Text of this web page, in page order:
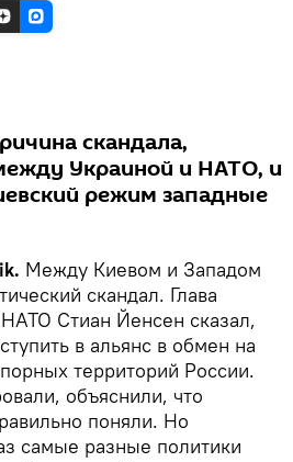
скандала,
Украиной и НАТО, и
режим западные
Между Киевом и Западом
скандал. Глава
Стиан Йенсен сказал,
в альянс в обмен на
территорий России.
объяснили, что
поняли. Но
самые разные политики